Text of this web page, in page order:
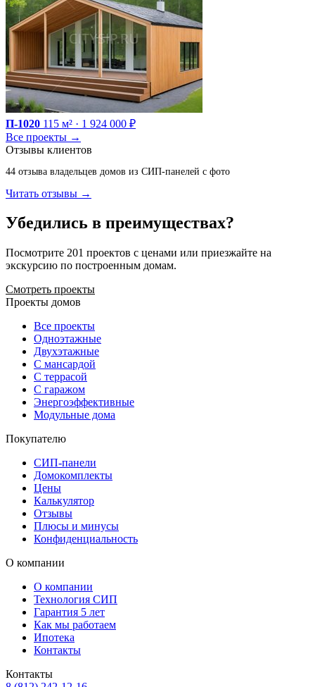
П-1020 115 м² · 1 924 000 ₽
Все проекты →
Отзывы клиентов
44 отзыва владельцев домов из СИП-панелей с фото
Читать отзывы →
Убедились в преимуществах?
Посмотрите 201 проектов с ценами или приезжайте на
экскурсию по построенным домам.
Смотреть проекты
Проекты домов
Все проекты
Одноэтажные
Двухэтажные
С мансардой
С террасой
С гаражом
Энергоэффективные
Модульные дома
Покупателю
СИП-панели
Домокомплекты
Цены
Калькулятор
Отзывы
Плюсы и минусы
Конфиденциальность
О компании
О компании
Технология СИП
Гарантия 5 лет
Как мы работаем
Ипотека
Контакты
Контакты